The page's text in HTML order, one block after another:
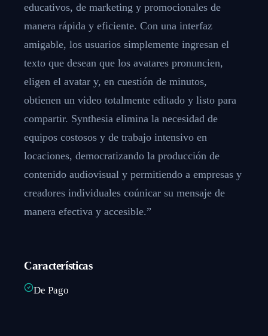
educativos, de marketing y promocionales de
manera rápida y eficiente. Con una interfaz
amigable, los usuarios simplemente ingresan el
texto que desean que los avatares pronuncien,
eligen el avatar y, en cuestión de minutos,
obtienen un video totalmente editado y listo para
compartir. Synthesia elimina la necesidad de
equipos costosos y de trabajo intensivo en
locaciones, democratizando la producción de
contenido audiovisual y permitiendo a empresas y
creadores individuales coúnicar su mensaje de
manera efectiva y accesible.”
Características
De Pago